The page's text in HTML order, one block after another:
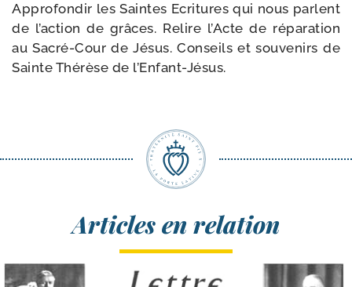
Approfondir les Saintes Ecritures qui nous parlent
de l’ac­tion de grâces. Relire l’Acte de répa­ra­tion
au Sacré-​Cour de Jésus. Conseils et sou­ve­nirs de
Sainte Thérèse de l’Enfant-Jésus.
Articles en relation